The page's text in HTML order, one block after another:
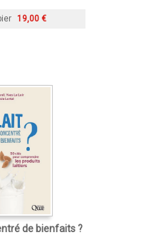
19,00 €
de bienfaits ?